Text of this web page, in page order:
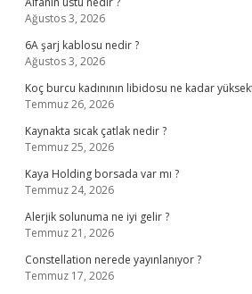
Ağustos 3, 2026
6A şarj kablosu nedir ?
Ağustos 3, 2026
Koç burcu kadınının libidosu ne kadar
Temmuz 26, 2026
Kaynakta sıcak çatlak nedir ?
Temmuz 25, 2026
Kaya Holding borsada var mı ?
Temmuz 24, 2026
Alerjik solunuma ne iyi gelir ?
Temmuz 21, 2026
Constellation nerede yayınlanıyor ?
Temmuz 17, 2026